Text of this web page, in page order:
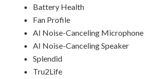
Battery Health
Fan Profile
AI Noise-Canceling Microphone
AI Noise-Canceling Speaker
Splendid
Tru2Life